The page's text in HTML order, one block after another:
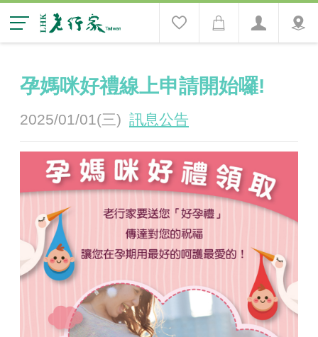
孕媽咪好禮線上申請開始囉!
2025/01/01(三) 訊息公告